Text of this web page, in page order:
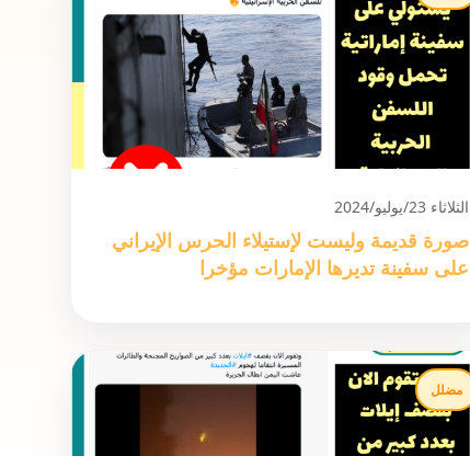
الثلاثاء 23/يوليو/2024
صورة قديمة وليست لإستيلاء الحرس الإيراني
على سفينة تديرها الإمارات مؤخرا
مضلل